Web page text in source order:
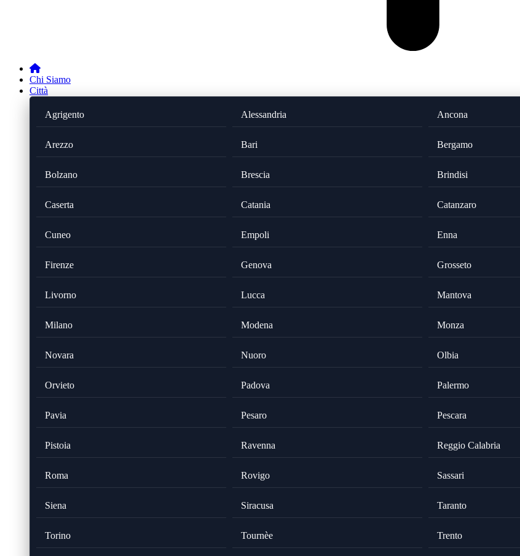
Chi Siamo
Città
Agrigento Alessandria Ancona
Arezzo Bari Bergamo
Bolzano Brescia Brindisi
Caserta Catania Catanzaro
Cuneo Empoli Enna
Firenze Genova Grosseto
Livorno Lucca Mantova
Milano Modena Monza
Novara Nuoro Olbia
Orvieto Padova Palermo
Pavia Pesaro Pescara
Pistoia Ravenna Reggio Calabria
Roma Rovigo Sassari
Siena Siracusa Taranto
Torino Tournèe Trento